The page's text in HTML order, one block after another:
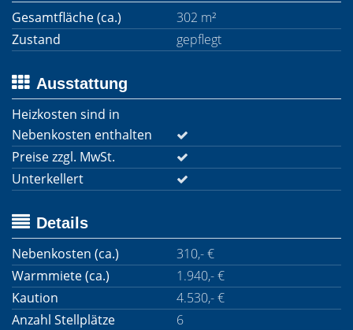
Gesamtfläche (ca.)
302 m²
Zustand
gepflegt
Ausstattung
Heizkosten sind in
Nebenkosten enthalten
Preise zzgl. MwSt.
Unterkellert
Details
Nebenkosten (ca.)
310,- €
Warmmiete (ca.)
1.940,- €
Kaution
4.530,- €
Anzahl Stellplätze
6